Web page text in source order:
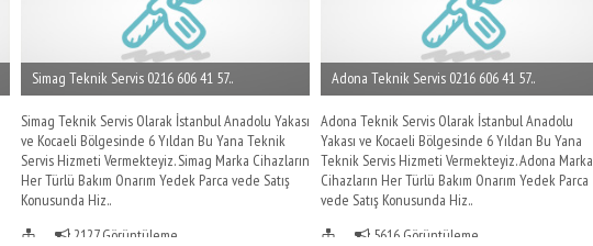
Simag Teknik Servis 0216 606 41 57..
Simag Teknik Servis Olarak İstanbul Anadolu Yakası
ve Kocaeli Bölgesinde 6 Yıldan Bu Yana Teknik
Servis Hizmeti Vermekteyiz. Simag Marka Cihazların
Her Türlü Bakım Onarım Yedek Parca vede Satış
Konusunda Hiz..
2127 Görüntüleme
Adona Teknik Servis 0216 606 41 57..
Adona Teknik Servis Olarak İstanbul Anadolu
Yakası ve Kocaeli Bölgesinde 6 Yıldan Bu Yana
Teknik Servis Hizmeti Vermekteyiz. Adona Marka
Cihazların Her Türlü Bakım Onarım Yedek Parca
vede Satış Konusunda Hiz..
5616 Görüntüleme